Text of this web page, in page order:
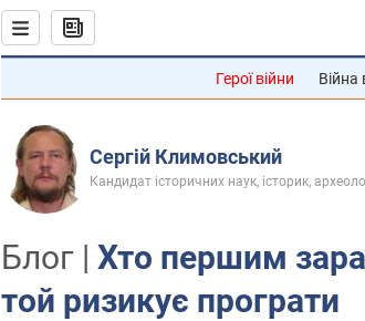
Герої війни Війна
Сергій Климовський
Кандидат історичних наук, історик,
Блог | Хто першим
той ризикує програти